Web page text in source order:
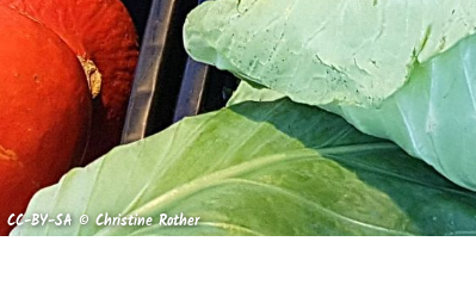
CC-BY-SA © Christine Rother